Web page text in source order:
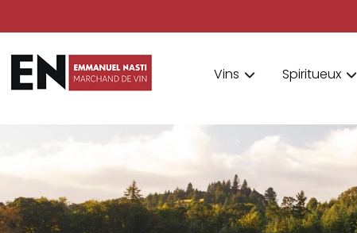
Vins Spiritueux